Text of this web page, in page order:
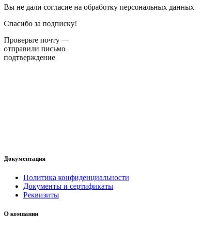
Вы не дали согласие на обработку персональных данных
Спасибо за подписку!
Проверьте почту —
отправили письмо
подтверждение
Документация
Политика конфиденциальности
Документы и сертификаты
Реквизиты
О компании